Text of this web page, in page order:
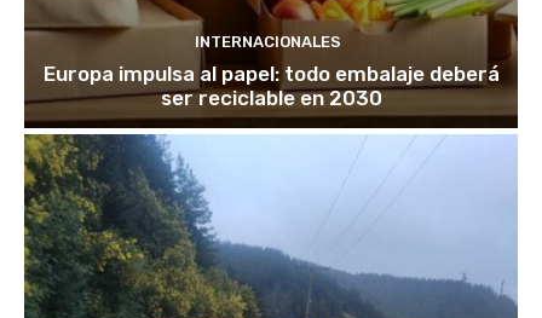
INTERNACIONALES
Europa impulsa al papel: todo embalaje deberá
ser reciclable en 2030